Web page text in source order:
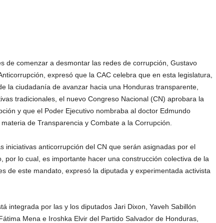
de comenzar a desmontar las redes de corrupción, Gustavo
expresó que la CAC celebra que en esta legislatura,
la ciudadanía de avanzar hacia una Honduras transparente,
tradicionales, el nuevo Congreso Nacional (CN) aprobara la
y que el Poder Ejecutivo nombraba al doctor Edmundo
de Transparencia y Combate a la Corrupción.
iniciativas anticorrupción del CN que serán asignadas por el
por lo cual, es importante hacer una construcción colectiva de la
de este mandato, expresó la diputada y experimentada activista
integrada por las y los diputados Jari Dixon, Yaveh Sabillón
Mena e Iroshka Elvir del Partido Salvador de Honduras,